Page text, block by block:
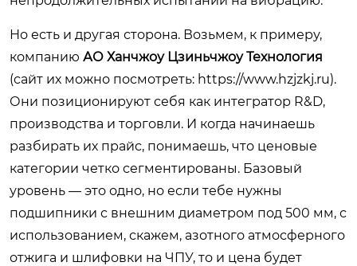
Но есть и другая сторона. Возьмем, к примеру,
компанию АО Ханчжоу Цзиньчжоу Технология
(сайт их можно посмотреть: https://www.hzjzkj.ru).
Они позиционируют себя как интегратор R&D,
производства и торговли. И когда начинаешь
разбирать их прайс, понимаешь, что ценовые
категории четко сегментированы. Базовый
уровень — это одно, но если тебе нужны
подшипники с внешним диаметром под 500 мм, с
использованием, скажем, азотного атмосферного
отжига и шлифовки на ЧПУ, то и цена будет